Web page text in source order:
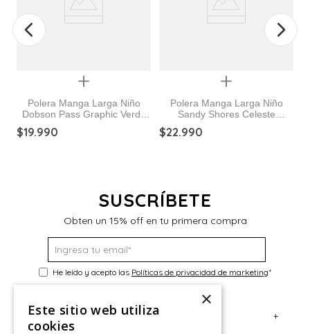
Quickview
Polera Manga Larga Niño
Dobson Pass Graphic Verde
$19.990
Quickview
Polera Manga Larga Niño
Sandy Shores Celeste
$22.990
SUSCRÍBETE
Obten un 15% off en tu primera compra
He leído y acepto las Políticas de privacidad de marketing*
Servicio al Consumidor
+
×
Este sitio web utiliza
cookies